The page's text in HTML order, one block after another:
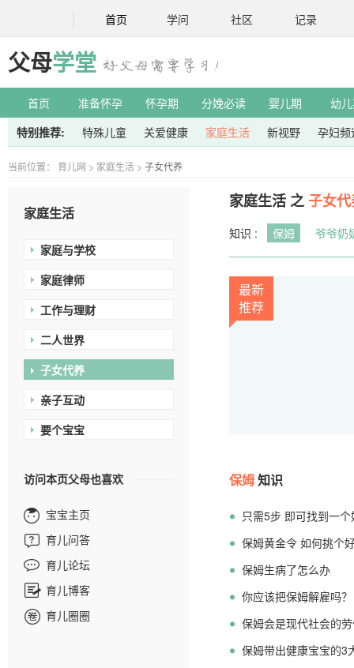
首页 学问 社区 记录
父母学堂
首页 准备怀孕 怀孕期 分娩必读 婴儿期
幼
特别推荐:
特殊儿童 关爱健康 家庭生活 新视野 孕妇频
当前位置： 育儿网 > 家庭生活 > 子女代养
家庭生活
家庭与学校
家庭律师
工作与理财
二人世界
子女代养
亲子互动
要个宝宝
访问本页父母也喜欢
宝宝主页
育儿问答
育儿论坛
育儿博客
育儿圈圈
家庭生活 之 子女
知识 : 保姆 爷爷奶
最新
推荐
保姆知识
只需5步 即可找到一
保姆黄金令 如何挑个
保姆生病了怎么办
你应该把保姆解雇吗？
保姆会是现代社会的
保姆带出健康宝宝的3